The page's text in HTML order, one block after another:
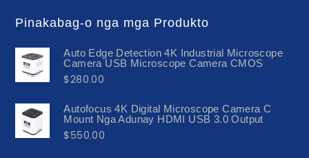
Pinakabag-o nga mga Produkto
Auto Edge Detection 4K Industrial Microscope
Camera USB Microscope Camera CMOS
$280.00
Autofocus 4K Digital Microscope Camera C
Mount Nga Adunay HDMI USB 3.0 Output
$550.00